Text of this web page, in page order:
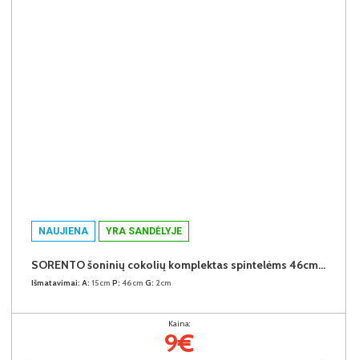
NAUJIENA YRA SANDĖLYJE
SORENTO šoninių cokolių komplektas spintelėms 46cm (2vnt.) (Puccini)
Išmatavimai: A: 15cm P: 46cm G: 2cm
Kaina:
9€